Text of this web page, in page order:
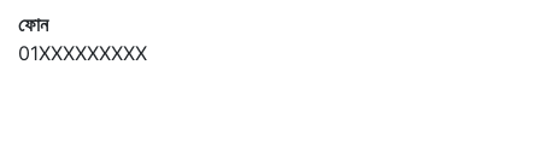
ফোন
01XXXXXXXXX